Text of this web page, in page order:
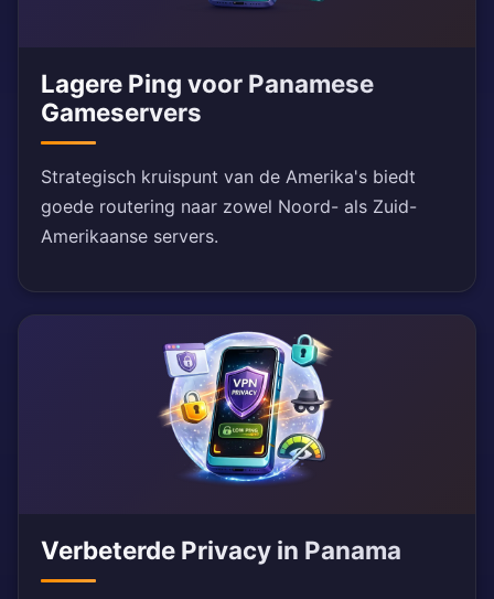
Lagere Ping voor Panamese
Gameservers
Strategisch kruispunt van de Amerika's biedt
goede routering naar zowel Noord- als Zuid-
Amerikaanse servers.
Verbeterde Privacy in Panama